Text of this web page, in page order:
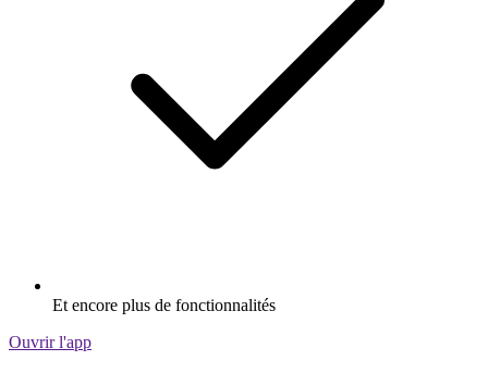
Et encore plus de fonctionnalités
Ouvrir l'app